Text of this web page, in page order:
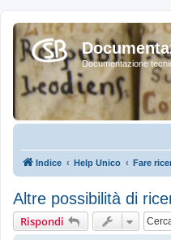
Documentazione
Indice Help Unico Fare
Altre possibilità di
Rispondi